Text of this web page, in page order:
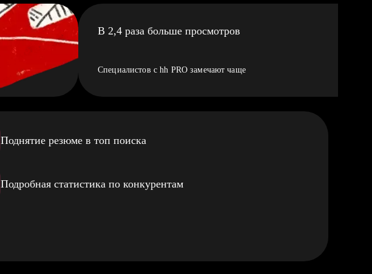
В 2,4 раза больше просмотров
Специалистов с hh PRO замечают чаще
Поднятие резюме в топ поиска
Подробная статистика по конкурентам